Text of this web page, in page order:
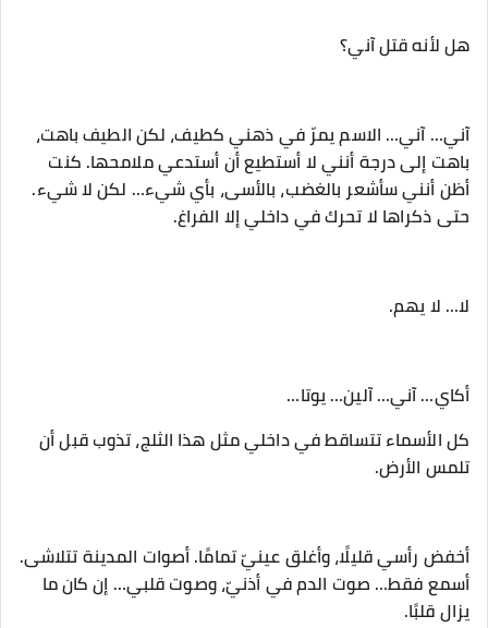
‎آني… آني… الاسم يمرّ في ذهني كطيف، لكن الطيف باهت،
باهت إلى درجة أنني لا أستطيع أن أستدعي ملامحها. كنت
أظن أنني سأشعر بالغضب، بالأسى، بأي شيء… لكن لا شيء.
حتى ذكراها لا تحرك في داخلي إلا الفراغ.
‎كل الأسماء تتساقط في داخلي مثل هذا الثلج، تذوب قبل أن
تلمس الأرض.
‎أخفض رأسي قليلًا، وأغلق عينيّ تمامًا. أصوات المدينة تتلاشى.
أسمع فقط… صوت الدم في أذنيّ، وصوت قلبي… إن كان ما
يزال قلبًا.